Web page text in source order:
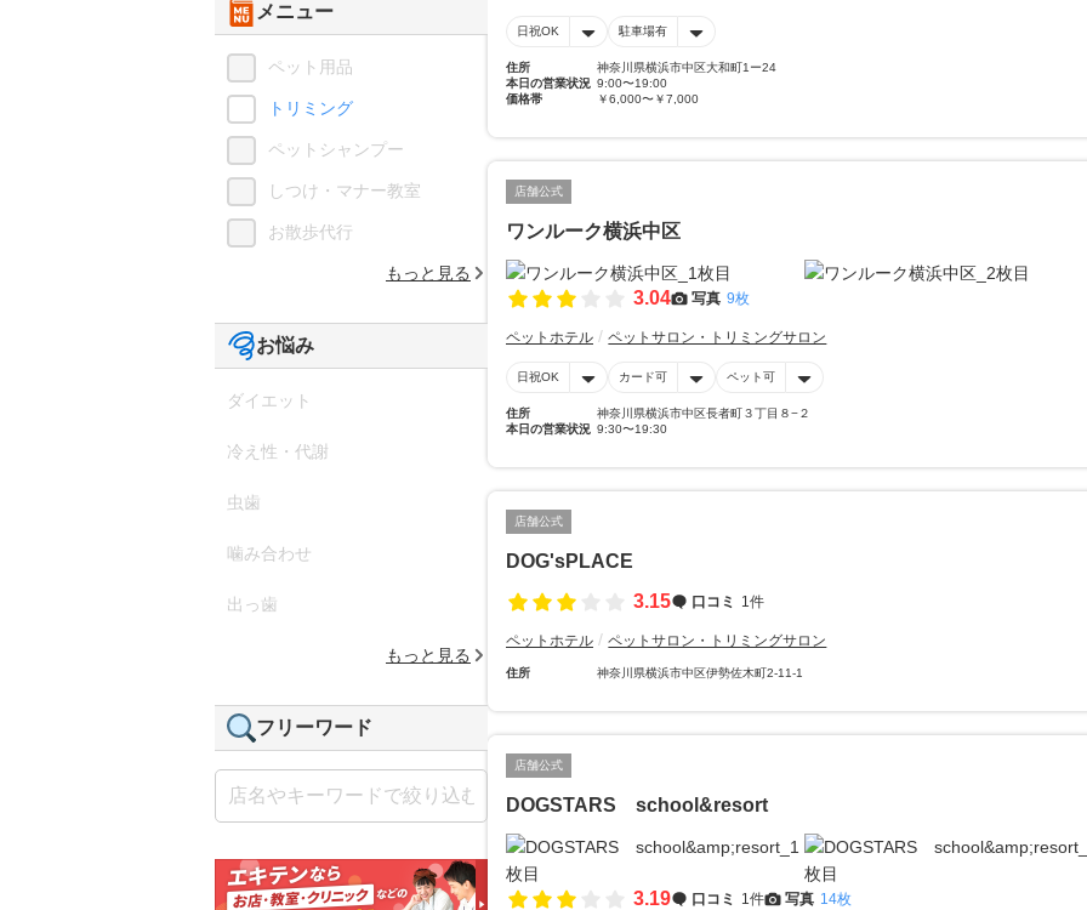
日祝OK 駐車場有
住所
神奈川県横浜市中区大和町1ー24
本日の営業状況 9:00〜19:00
価格帯
￥6,000〜￥7,000
店舗公式
ワンルーク横浜中区
3.04 写真 9枚
ペットホテル ペットサロン・トリミングサロン
日祝OK カード可 ペット可
住所
神奈川県横浜市中区長者町３丁目８−２
本日の営業状況 9:30〜19:30
店舗公式
DOG'sPLACE
3.15
口コミ 1件
ペットホテル ペットサロン・トリミングサロン
住所 神奈川県横浜市中区伊勢佐木町2-11-1
店舗公式
DOGSTARS school&resort
3.19 口コミ 1件 写真 14枚
メニュー
ペット用品
トリミング
ペットシャンプー
しつけ・マナー教室
お散歩代行
もっと見る
お悩み
ダイエット
冷え性・代謝
虫歯
噛み合わせ
出っ歯
もっと見る
フリーワード